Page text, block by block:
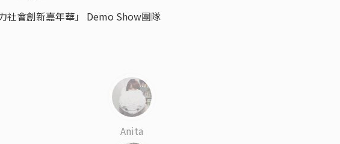
社會創新嘉年華」 Demo Show團隊
Anita